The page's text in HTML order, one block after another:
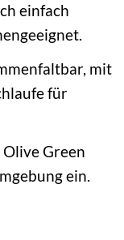
einfach
mit
für
Green
ein.